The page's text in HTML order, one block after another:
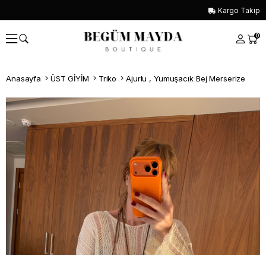
Kargo Takip
0
Anasayfa ÜST GİYİM Triko Ajurlu , Yumuşacık Bej Merserize
Whatsapp İle Sipariş ver